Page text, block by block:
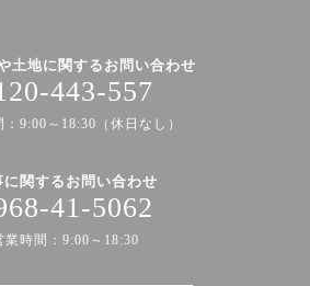
土地に関するお問い合わせ
443-557
：9:00～18:30（休日なし）
に関するお問い合わせ
41-5062
業時間：9:00～18:30